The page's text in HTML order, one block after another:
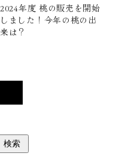
2024年度 桃の販売を開始
しました！今年の桃の出
来は？
検索